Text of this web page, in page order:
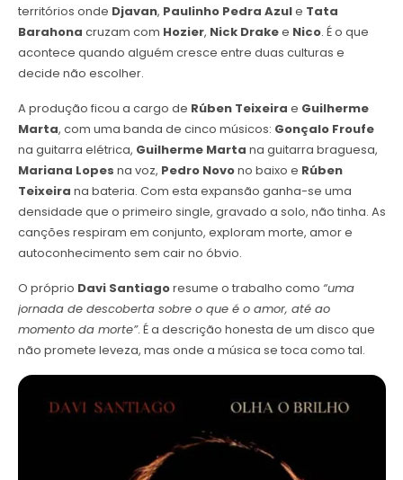
territórios onde Djavan, Paulinho Pedra Azule Tata
Barahona cruzam com Hozier, Nick Drakee Nico. É o que
acontece quando alguém cresce entre duas culturas e
decide não escolher.
A produção ficou a cargo de Rúben Teixeira e Guilherme
Marta, com uma banda de cinco músicos: Gonçalo Froufe
na guitarra elétrica, Guilherme Marta na guitarra braguesa,
Mariana Lopes na voz, Pedro Novono baixo e Rúben
Teixeira na bateria. Com esta expansão ganha-se uma
densidade que o primeiro single, gravado a solo, não tinha. As
canções respiram em conjunto, exploram morte, amor e
autoconhecimento sem cair no óbvio.
O próprio Davi Santiagoresume o trabalho como “uma
jornada de descoberta sobre o que é o amor, até ao
momento da morte”. É a descrição honesta de um disco que
não promete leveza, mas onde a música se toca como tal.